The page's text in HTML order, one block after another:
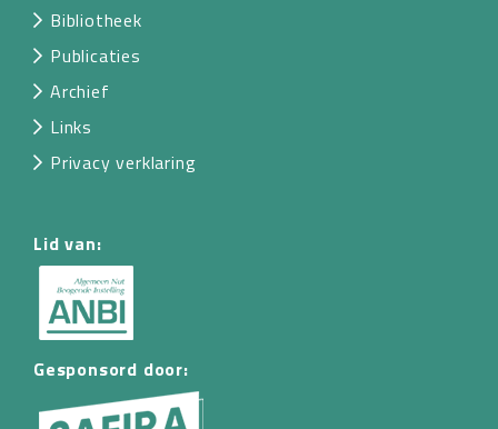
Bibliotheek
Publicaties
Archief
Links
Privacy verklaring
Lid van:
Gesponsord door: